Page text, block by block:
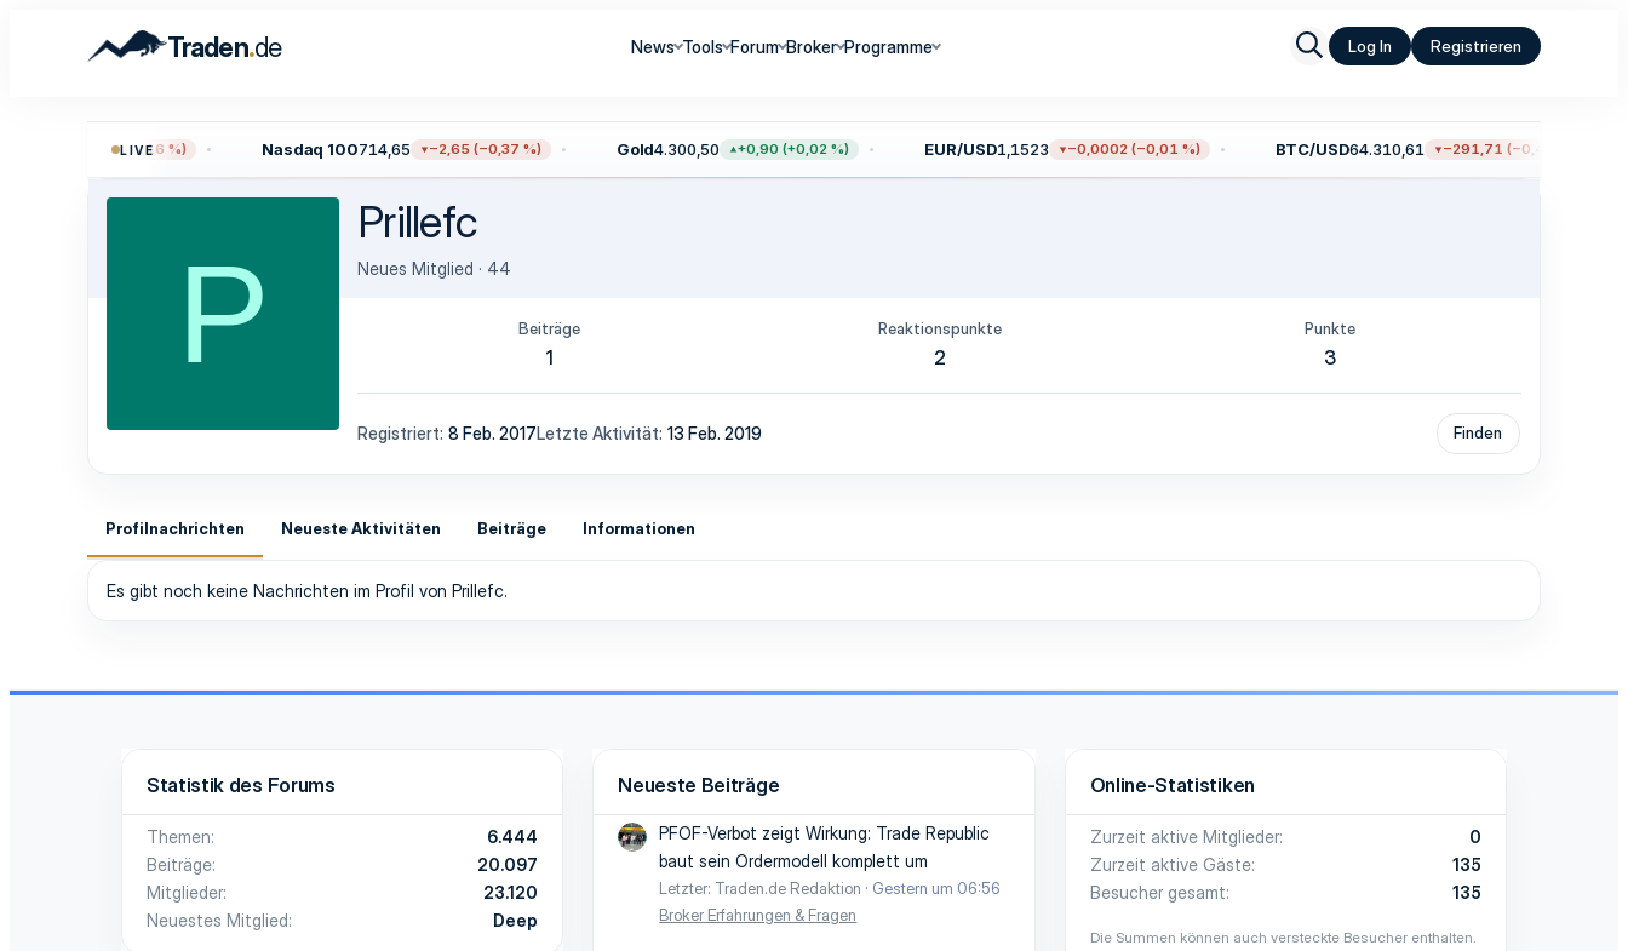
Traden.de News Tools Forum Broker Programme Log In Registrieren
LIVE
−12,17 (−0,16 %) Nasdaq 100714,65 −2,65 (−0,37 %) Gold4.300,50 +0,90 (+0,02 %) EUR/USD1,1523 −0,0002 (−0,01 %) BTC/USD64.310,61 −291,71 (−0,45 %)
P
Prillefc
Neues Mitglied · 44
Beiträge
1
Reaktionspunkte
2
Punkte
3
Registriert 8 Feb. 2017Letzte Aktivität 13 Feb. 2019 Finden
Profilnachrichten Neueste Aktivitäten Beiträge Informationen
Es gibt noch keine Nachrichten im Profil von Prillefc.
Statistik des Forums
Themen
6.444
Beiträge
20.097
Mitglieder
23.120
Neuestes Mitglied
Deep
Neueste Beiträge
PFOF-Verbot zeigt Wirkung: Trade Republic
baut sein Ordermodell komplett um
Letzter: Traden.de Redaktion
Gestern um 06:56
Broker Erfahrungen & Fragen
Online-Statistiken
Zurzeit aktive Mitglieder
0
Zurzeit aktive Gäste
135
Besucher gesamt
135
Die Summen können auch versteckte Besucher enthalten.